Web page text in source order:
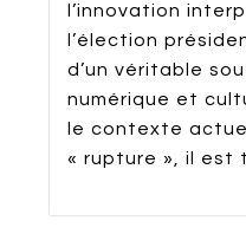
l’innovation
l’élection
d’un véritable
numérique et
le contexte
« rupture », il est